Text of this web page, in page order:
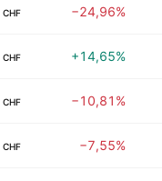
CHF −24,96%
CHF +14,65%
CHF −10,81%
CHF −7,55%